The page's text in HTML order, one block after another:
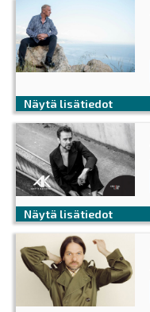
Näytä lisätiedot
Näytä lisätiedot